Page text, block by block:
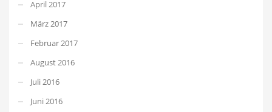
April 2017
März 2017
Februar 2017
August 2016
Juli 2016
Juni 2016